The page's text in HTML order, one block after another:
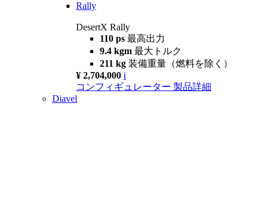
Rally
DesertX Rally
110 ps 最高出力
9.4 kgm 最大トルク
211 kg 装備重量（燃料を除く）
¥ 2,704,000 i
コンフィギュレーター 製品詳細
Diavel